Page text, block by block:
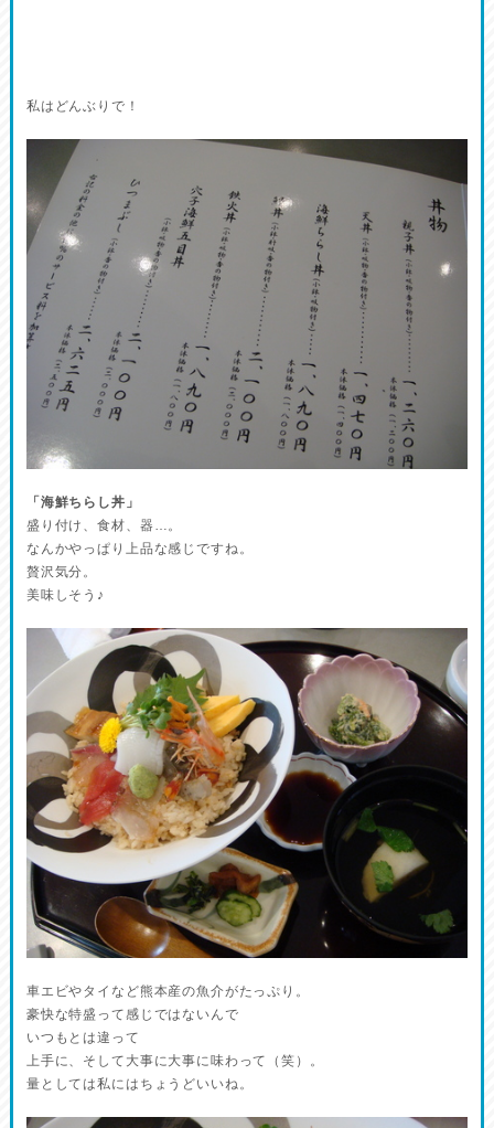
私はどんぶりで！
「海鮮ちらし丼」
盛り付け、食材、器…。
なんかやっぱり上品な感じですね。
贅沢気分。
美味しそう♪
車エビやタイなど熊本産の魚介がたっぷり。
豪快な特盛って感じではないんで
いつもとは違って
上手に、そして大事に大事に味わって（笑）。
量としては私にはちょうどいいね。